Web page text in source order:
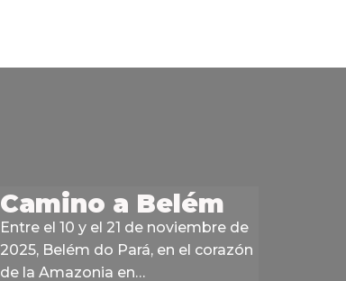
Camino a Belém
Entre el 10 y el 21 de noviembre de
2025, Belém do Pará, en el corazón
de la Amazonia en…